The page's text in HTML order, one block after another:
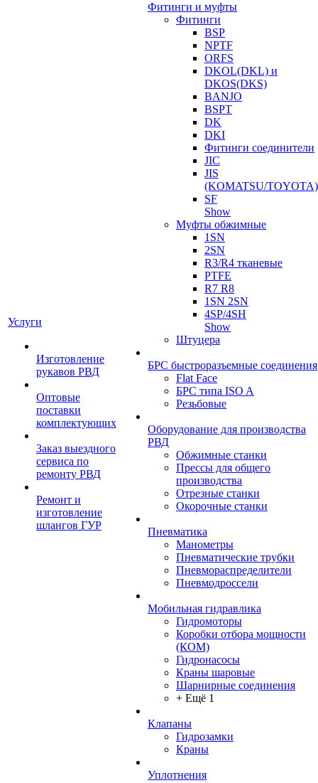
Услуги
Изготовление
рукавов РВД
Оптовые
поставки
комплектующих
Заказ выездного
сервиса по
ремонту РВД
Ремонт и
изготовление
шлангов ГУР
Фитинги и муфты
Фитинги
BSP
NPTF
ORFS
DKOL(DKL) и
DKOS(DKS)
BANJO
BSPT
DK
DKI
Фитинги соединители
JIC
JIS
(KOMATSU/TOYOTA)
SF
Show
Муфты обжимные
1SN
2SN
R3/R4 тканевые
PTFE
R7 R8
1SN 2SN
4SP/4SH
Show
Штуцера
БРС быстроразъемные соединения
Flat Face
БРС типа ISO A
Резьбовые
Оборудование для производства
РВД
Обжимные станки
Прессы для общего
производства
Отрезные станки
Окорочные станки
Пневматика
Манометры
Пневматические трубки
Пневмораспределители
Пневмодроссели
Мобильная гидравлика
Гидромоторы
Коробки отбора мощности
(КОМ)
Гидронасосы
Краны шаровые
Шарнирные соединения
+ Ещё 1
Клапаны
Гидрозамки
Краны
Уплотнения